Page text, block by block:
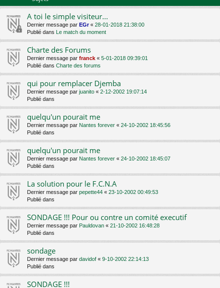
h
A toi le simple visiteur...
Dernier message par EGr« 28-01-2018 21:38:00
Publié dans Le match du moment
Charte des Forums
Dernier message par franck « 5-01-2018 09:39:01
Publié dans Charte des forums
qui pour remplacer Djemba
Dernier message par juanito « 2-12-2002 19:07:14
Publié dans
quelqu'un pourait me
Dernier message par Nantes forever « 24-10-2002 18:45:56
Publié dans
quelqu'un pourait me
Dernier message par Nantes forever « 24-10-2002 18:45:07
Publié dans
La solution pour le F.C.N.A
Dernier message par pepette44 « 23-10-2002 00:49:53
Publié dans
SONDAGE !!! Pour ou contre un comité executif
Dernier message par Pauldovan « 21-10-2002 16:48:28
Publié dans
sondage
Dernier message par davidof « 9-10-2002 22:14:13
Publié dans
SONDAGE !!!